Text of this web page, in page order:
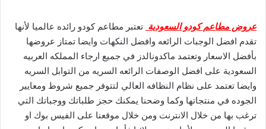
عروض مطاعم كودو السعودية تعتبر مطاعم كودو رائده عالميا لأنها
تقدم افضل الوجبات الرائعه وافضل النكهات وايضا تمتاز عروضها
بأفضل الاسعار وتعتمد ماكدونالدز في جميع ارجاء المملكه العربيه
السعودية على افضل الوصفات الرائعه السريه من التوابل السريه
وايضا تعتمد على نظام النظافه العالي لتتوفر جميع شروط ومعايير
الجوده في منتجاتها وكما وضحنا يمكنك حجز طلباتك ووجباتك التي
ترغب بها من خلال الانترنت ومن خلال موقعنا على الفيس بوك او